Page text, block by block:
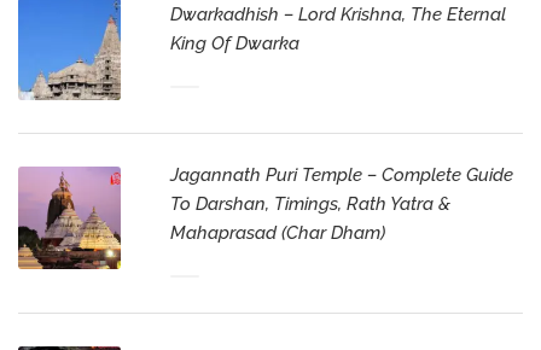
Dwarkadhish – Lord Krishna, The Eternal
King Of Dwarka
Jagannath Puri Temple – Complete Guide
To Darshan, Timings, Rath Yatra &
Mahaprasad (Char Dham)